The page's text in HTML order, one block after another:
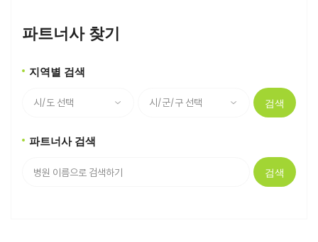
파트너사 찾기
지역별 검색
검색
파트너사 검색
검색